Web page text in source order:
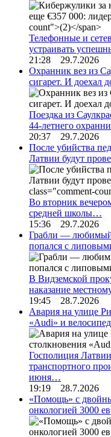
Телефонные и
устраивать
21:28 29.7.2026
Охранник вез из
сигарет. И доехал
Поездка из
44-летнего
20:37 29.7.2026
После убийства
Латвии будут
Во вторник
средней школы…
15:36 29.7.2026
Грабли — любимый
попался с
В Видземской
наказание
19:45 28.7.2026
Авария на улице
«Audi» и
Госполиция
транспортного
июня…
19:19 28.7.2026
«Помощь» с
онкологией 3000